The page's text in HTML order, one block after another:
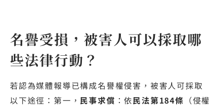
名譽受損，被害人可以採取哪
些法律行動？
若認為媒體報導已構成名譽權侵害，被害人可採取
以下途徑：第一， 民事求償 ：依民法第184條 （侵權